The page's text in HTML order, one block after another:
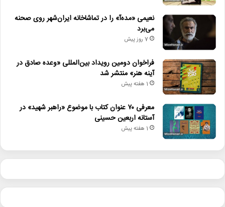
نعیمی «مده‌آ» را در تماشاخانه ایران‌شهر روی صحنه
می‌برد
7 روز پیش
فراخوان دومین رویداد بین‌المللی «وعده صادق در
آینه هنر» منتشر شد
1 هفته پیش
معرفی ۷۰ عنوان کتاب با موضوع «راهبر شهید» در
آستانه اربعین حسینی
1 هفته پیش